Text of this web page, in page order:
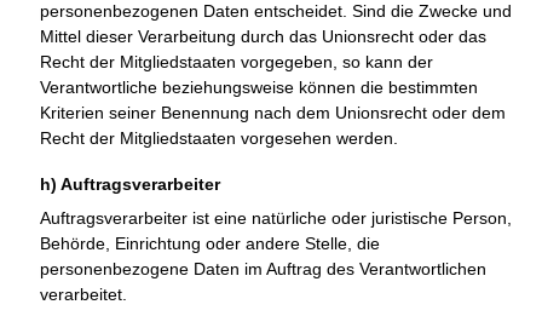
personenbezogenen Daten entscheidet. Sind die Zwecke und
Mittel dieser Verarbeitung durch das Unionsrecht oder das
Recht der Mitgliedstaaten vorgegeben, so kann der
Verantwortliche beziehungsweise können die bestimmten
Kriterien seiner Benennung nach dem Unionsrecht oder dem
Recht der Mitgliedstaaten vorgesehen werden.
h) Auftragsverarbeiter
Auftragsverarbeiter ist eine natürliche oder juristische Person,
Behörde, Einrichtung oder andere Stelle, die
personenbezogene Daten im Auftrag des Verantwortlichen
verarbeitet.